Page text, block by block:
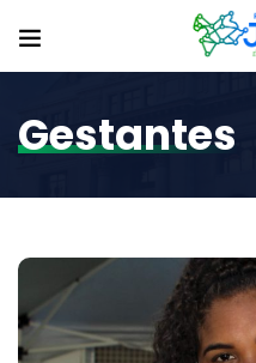
Gestantes